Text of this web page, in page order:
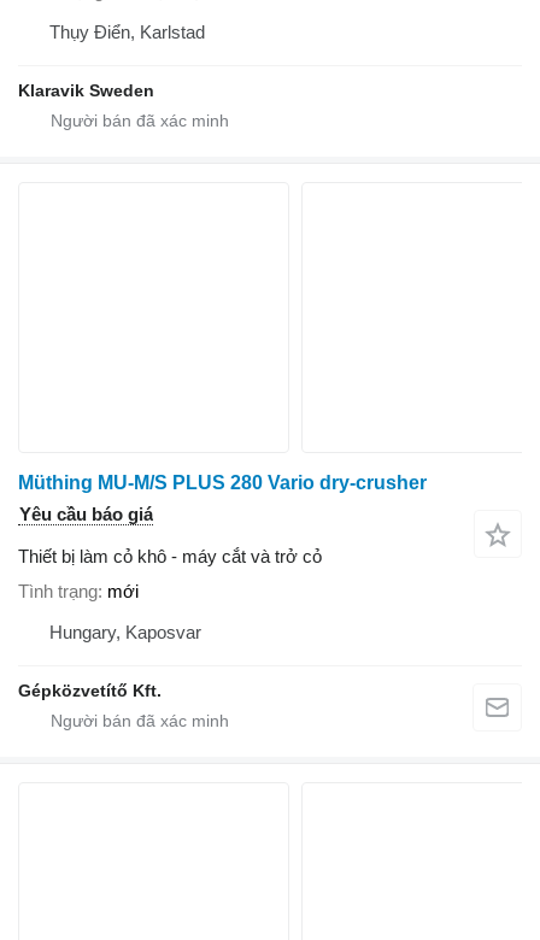
Thụy Điển, Karlstad
Klaravik Sweden
Müthing MU-M/S PLUS 280 Vario dry-crusher
Yêu cầu báo giá
Thiết bị làm cỏ khô - máy cắt và trở cỏ
Tình trạng mới
Hungary, Kaposvar
Gépközvetítő Kft.